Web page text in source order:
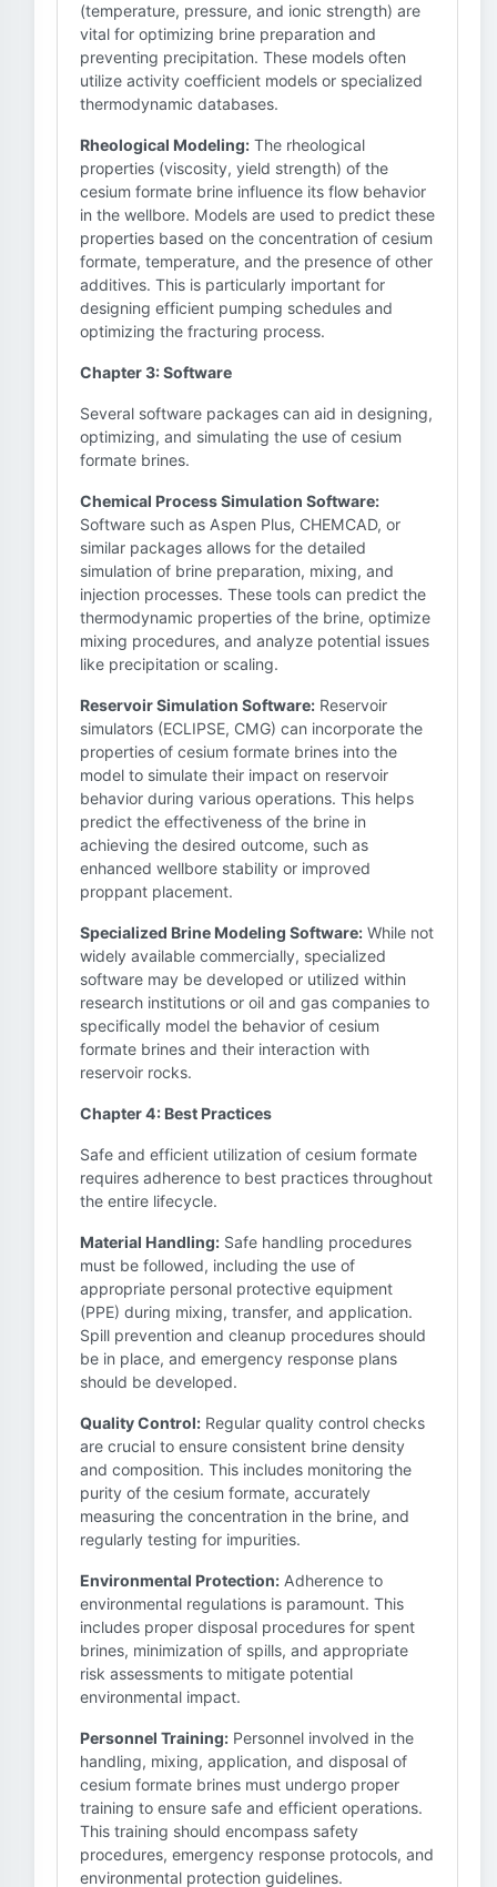
(temperature, pressure, and ionic strength) are
vital for optimizing brine preparation and
preventing precipitation. These models often
utilize activity coefficient models or specialized
thermodynamic databases.
Rheological Modeling: The rheological
properties (viscosity, yield strength) of the
cesium formate brine influence its flow behavior
in the wellbore. Models are used to predict these
properties based on the concentration of cesium
formate, temperature, and the presence of other
additives. This is particularly important for
designing efficient pumping schedules and
optimizing the fracturing process.
Chapter 3: Software
Several software packages can aid in designing,
optimizing, and simulating the use of cesium
formate brines.
Chemical Process Simulation Software:
Software such as Aspen Plus, CHEMCAD, or
similar packages allows for the detailed
simulation of brine preparation, mixing, and
injection processes. These tools can predict the
thermodynamic properties of the brine, optimize
mixing procedures, and analyze potential issues
like precipitation or scaling.
Reservoir Simulation Software: Reservoir
simulators (ECLIPSE, CMG) can incorporate the
properties of cesium formate brines into the
model to simulate their impact on reservoir
behavior during various operations. This helps
predict the effectiveness of the brine in
achieving the desired outcome, such as
enhanced wellbore stability or improved
proppant placement.
Specialized Brine Modeling Software: While not
widely available commercially, specialized
software may be developed or utilized within
research institutions or oil and gas companies to
specifically model the behavior of cesium
formate brines and their interaction with
reservoir rocks.
Chapter 4: Best Practices
Safe and efficient utilization of cesium formate
requires adherence to best practices throughout
the entire lifecycle.
Material Handling: Safe handling procedures
must be followed, including the use of
appropriate personal protective equipment
(PPE) during mixing, transfer, and application.
Spill prevention and cleanup procedures should
be in place, and emergency response plans
should be developed.
Quality Control: Regular quality control checks
are crucial to ensure consistent brine density
and composition. This includes monitoring the
purity of the cesium formate, accurately
measuring the concentration in the brine, and
regularly testing for impurities.
Environmental Protection: Adherence to
environmental regulations is paramount. This
includes proper disposal procedures for spent
brines, minimization of spills, and appropriate
risk assessments to mitigate potential
environmental impact.
Personnel Training: Personnel involved in the
handling, mixing, application, and disposal of
cesium formate brines must undergo proper
training to ensure safe and efficient operations.
This training should encompass safety
procedures, emergency response protocols, and
environmental protection guidelines.